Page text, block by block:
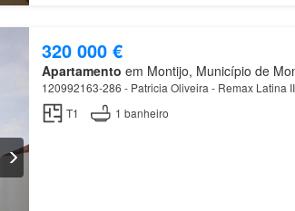
320 000 €
Apartamento em Montijo, Município de
120992163-286 - Patricia Oliveira - Remax Latina II
T1
1 banheiro